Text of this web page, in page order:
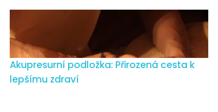
Akupresurní podložka: Přirozená cesta k
lepšímu zdraví